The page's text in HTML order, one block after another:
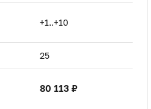
+1..+10
25
80 113 ₽